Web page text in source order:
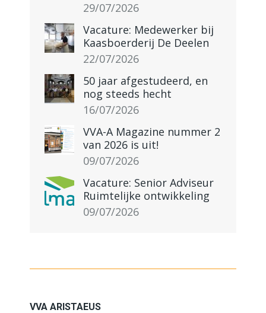
29/07/2026
Vacature: Medewerker bij
Kaasboerderij De Deelen
22/07/2026
50 jaar afgestudeerd, en
nog steeds hecht
16/07/2026
VVA-A Magazine nummer 2
van 2026 is uit!
09/07/2026
Vacature: Senior Adviseur
Ruimtelijke ontwikkeling
09/07/2026
VVA ARISTAEUS